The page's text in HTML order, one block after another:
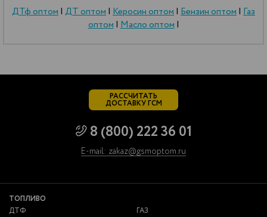
ДТф оптом| ДТ оптом| Керосин оптом| Бензин оптом| Газ
оптом|Масло оптом|
РАССЧИТАТЬ
ДОСТАВКУ ГСМ
8 (800) 222 36 01
E-mail: zakaz@gsmoptom.ru
ТОПЛИВО
ДТФ
ГАЗ